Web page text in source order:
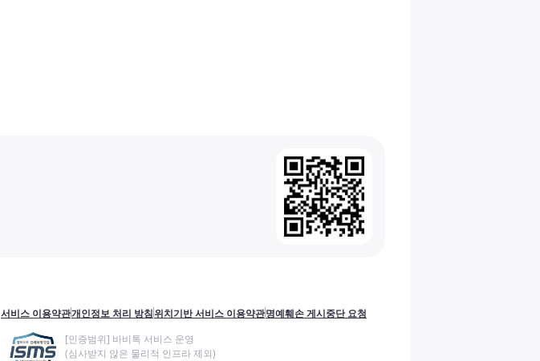
서비스 이용약관개인정보 처리 방침위치기반 서비스 이용약관명예훼손 게시중단 요청
[인증범위] 바비톡 서비스 운영
(심사받지 않은 물리적 인프라 제외)